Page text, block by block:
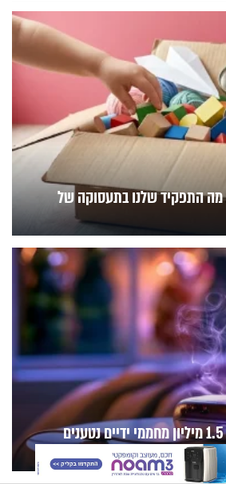
התפקיד שלנו בתעסוקה של
בעקבות מקרה מוות: 1.5 מיליון מחממי ידיים נטענים